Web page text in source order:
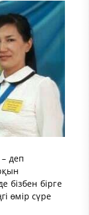
деп
бізбен бірге
өмір сүре